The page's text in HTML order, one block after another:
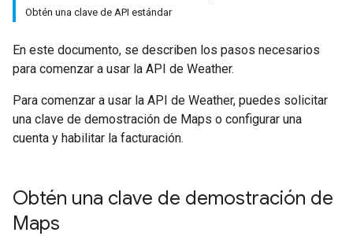
Obtén una clave de API estándar
En este documento, se describen los pasos necesarios
para comenzar a usar la API de Weather.
Para comenzar a usar la API de Weather, puedes solicitar
una clave de demostración de Maps o configurar una
cuenta y habilitar la facturación.
Obtén una clave de demostración de
Maps